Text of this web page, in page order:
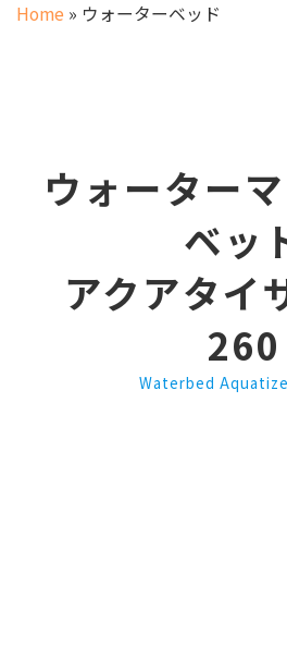
Home » ウォーターベッド
ウォーター
ベッ
アクアタイ
260
Waterbed